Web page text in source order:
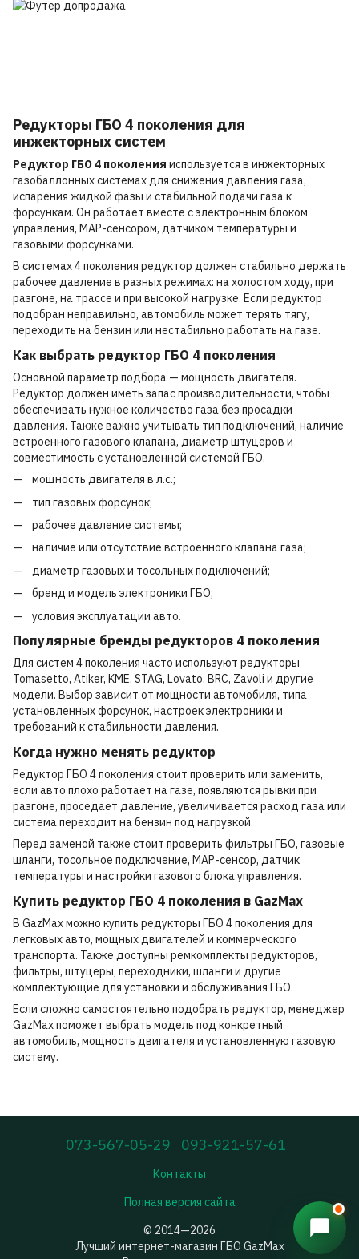
Редукторы ГБО 4 поколения для
инжекторных систем
Редуктор ГБО 4 поколения используется в инжекторных
газобаллонных системах для снижения давления газа,
испарения жидкой фазы и стабильной подачи газа к
форсункам. Он работает вместе с электронным блоком
управления, MAP-сенсором, датчиком температуры и
газовыми форсунками.
В системах 4 поколения редуктор должен стабильно держать
рабочее давление в разных режимах: на холостом ходу, при
разгоне, на трассе и при высокой нагрузке. Если редуктор
подобран неправильно, автомобиль может терять тягу,
переходить на бензин или нестабильно работать на газе.
Как выбрать редуктор ГБО 4 поколения
Основной параметр подбора — мощность двигателя.
Редуктор должен иметь запас производительности, чтобы
обеспечивать нужное количество газа без просадки
давления. Также важно учитывать тип подключений, наличие
встроенного газового клапана, диаметр штуцеров и
совместимость с установленной системой ГБО.
мощность двигателя в л.с.;
тип газовых форсунок;
рабочее давление системы;
наличие или отсутствие встроенного клапана газа;
диаметр газовых и тосольных подключений;
бренд и модель электроники ГБО;
условия эксплуатации авто.
Популярные бренды редукторов 4 поколения
Для систем 4 поколения часто используют редукторы
Tomasetto, Atiker, KME, STAG, Lovato, BRC, Zavoli и другие
модели. Выбор зависит от мощности автомобиля, типа
установленных форсунок, настроек электроники и
требований к стабильности давления.
Когда нужно менять редуктор
Редуктор ГБО 4 поколения стоит проверить или заменить,
если авто плохо работает на газе, появляются рывки при
разгоне, проседает давление, увеличивается расход газа или
система переходит на бензин под нагрузкой.
Перед заменой также стоит проверить фильтры ГБО, газовые
шланги, тосольное подключение, MAP-сенсор, датчик
температуры и настройки газового блока управления.
Купить редуктор ГБО 4 поколения в GazMax
В GazMax можно купить редукторы ГБО 4 поколения для
легковых авто, мощных двигателей и коммерческого
транспорта. Также доступны ремкомплекты редукторов,
фильтры, штуцеры, переходники, шланги и другие
комплектующие для установки и обслуживания ГБО.
Если сложно самостоятельно подобрать редуктор, менеджер
GazMax поможет выбрать модель под конкретный
автомобиль, мощность двигателя и установленную газовую
систему.
073-567-05-29 093-921-57-61
Контакты
Полная версия сайта
© 2014—2026
Лучший интернет-магазин ГБО GazMax